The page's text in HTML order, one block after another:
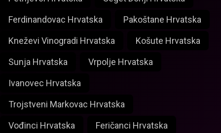
Ferdinandovac Hrvatska Pakoštane Hrvatska
Kneževi Vinogradi Hrvatska Košute Hrvatska
Sunja Hrvatska Vrpolje Hrvatska
Ivanovec Hrvatska
Trojstveni Markovac Hrvatska
Vođinci Hrvatska Feričanci Hrvatska